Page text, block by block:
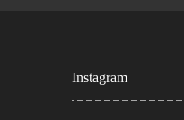
Instagram